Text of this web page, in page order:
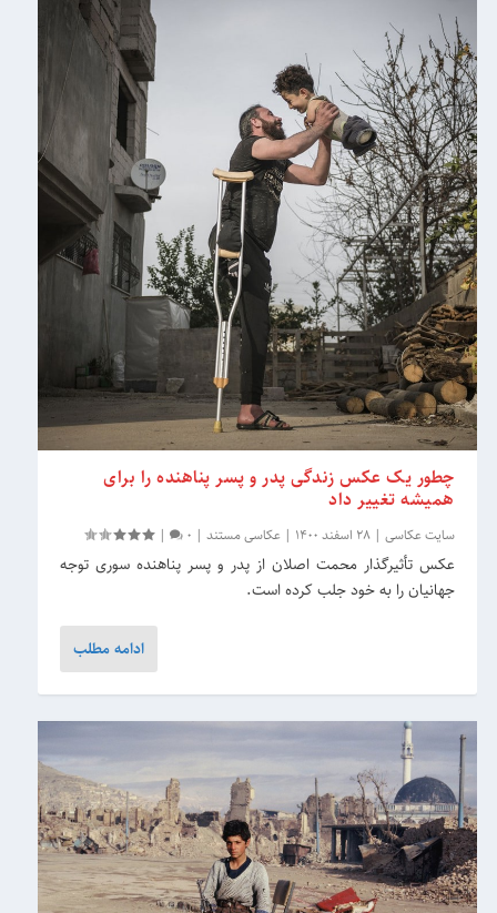
چطور یک عکس زندگی پدر و پسر پناهنده را برای
همیشه تغییر داد
سایت عکاسی |28 اسفند 1400 |عکاسی مستند |
0
|
عکس تأثیرگذار محمت اصلان از پدر و پسر پناهنده سوری توجه
جهانیان را به خود جلب کرده است.
ادامه مطلب